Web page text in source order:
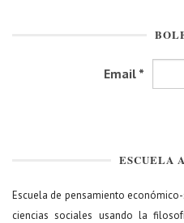
Email *
ESCUELA
Escuela de pensamiento
ciencias sociales usando la